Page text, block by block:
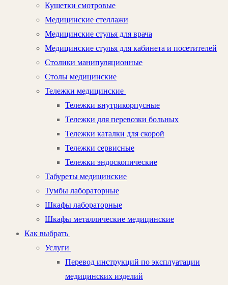
Кушетки смотровые
Медицинские стеллажи
Медицинские стулья для врача
Медицинские стулья для кабинета и посетителей
Столики манипуляционные
Столы медицинские
Тележки медицинские
Тележки внутрикорпусные
Тележки для перевозки больных
Тележки каталки для скорой
Тележки сервисные
Тележки эндоскопические
Табуреты медицинские
Тумбы лабораторные
Шкафы лабораторные
Шкафы металлические медицинские
Как выбрать
Услуги
Перевод инструкций по эксплуатации
медицинских изделий